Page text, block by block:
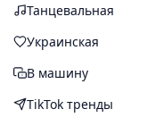
Танцевальная
Украинская
В машину
TikTok тренды